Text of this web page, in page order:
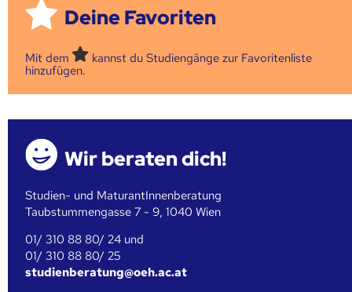
Deine Favoriten
Mit dem
kannst du Studiengänge zur Favoritenliste
hinzufügen.
Wir beraten dich!
Studien- und MaturantInnenberatung
Taubstummengasse 7 - 9, 1040 Wien
01/ 310 88 80/ 24 und
01/ 310 88 80/ 25
studienberatung@oeh.ac.at